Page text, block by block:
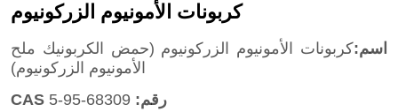
كربونات الأمونيوم الزركونيوم